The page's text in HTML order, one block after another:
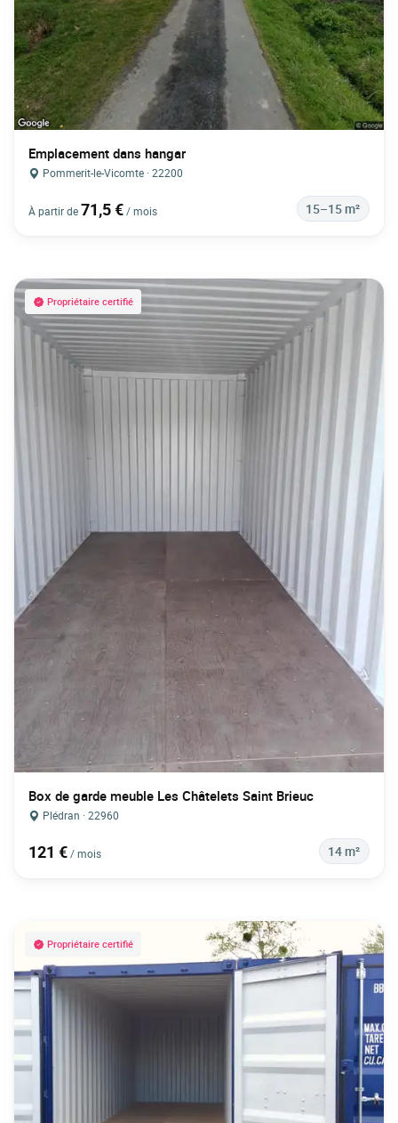
Emplacement dans hangar
Pommerit-le-Vicomte · 22200
À partir de71,5 €/ mois 15–15 m²
Propriétaire certifié
Box de garde meuble Les Châtelets Saint Brieuc
Plédran · 22960
121 €/ mois 14 m²
Propriétaire certifié